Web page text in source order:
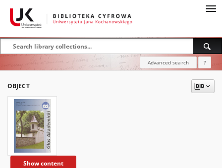
Advanced search ?
OBJECT
Show content